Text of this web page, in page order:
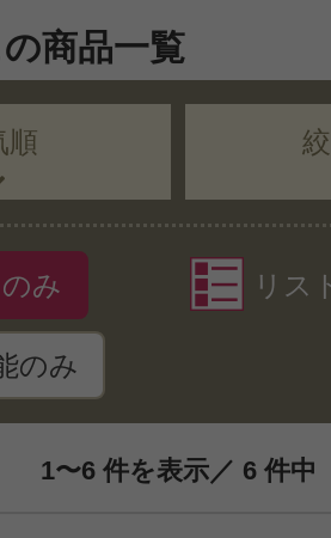
商品一覧
順
み
のみ
リス
1〜6 件を表示／ 6 件中